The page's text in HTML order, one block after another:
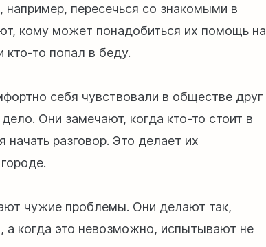
например, пересечься со знакомыми в
кому может понадобиться их помощь на
кто-то попал в беду.
себя чувствовали в обществе друг
Они замечают, когда кто-то стоит в
начать разговор. Это делает их
чужие проблемы. Они делают так,
когда это невозможно, испытывают не